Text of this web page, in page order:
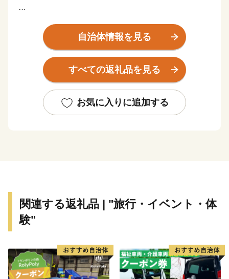
に包まれた湯と山の町です。町の主な産業は「観光」と
「農林業」です。
観光では、世界屈指のラドン含有量を誇り、古くから湯
治の名湯として親しまれる「三朝温泉」や、国宝・投入
これらは日本遺産にも認定された本町が誇るべき資源で
あり、訪れる方々の心を深く癒やす場所として恵みをも
自治体情報を見る
すべての返礼品を見る
お気に入りに追加する
関連する返礼品 | "旅行・イベント・体
験"